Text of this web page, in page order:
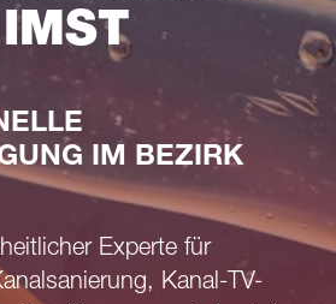
IMST
IM BEZIRK
Experte für
Kanal-TV-